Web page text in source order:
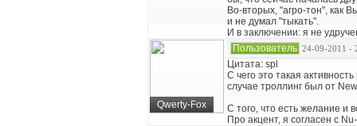
Во-вторых, "агро-тон", как
и не думал "тыкать".
И в заключении: я не
Qwerty-Fox
Пользователь 24-09-2011 -
Цитата: spl
С чего это такая
случае троллинг был от
С того, что есть желание и
Про акцент, я согласен с